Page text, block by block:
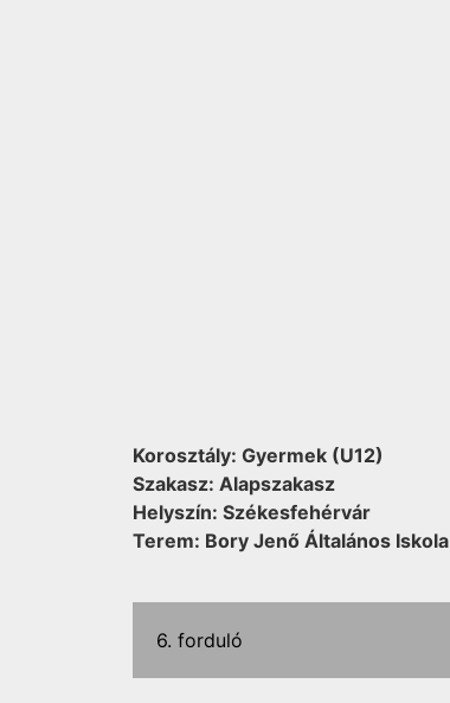
Korosztály: Gyermek (U12)
Szakasz: Alapszakasz
Helyszín: Székesfehérvár
Terem: Bory Jenő Általános Iskola
6. forduló